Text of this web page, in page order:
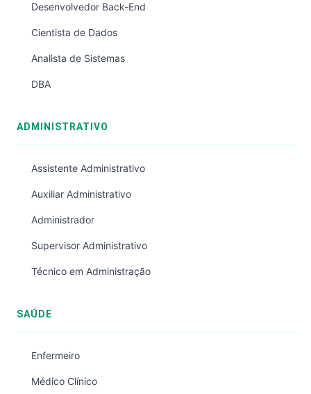
Desenvolvedor Back-End
Cientista de Dados
Analista de Sistemas
DBA
ADMINISTRATIVO
Assistente Administrativo
Auxiliar Administrativo
Administrador
Supervisor Administrativo
Técnico em Administração
SAÚDE
Enfermeiro
Médico Clínico